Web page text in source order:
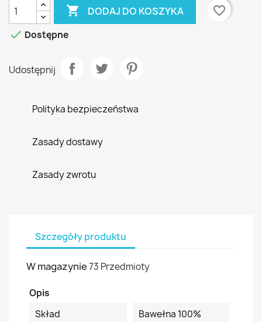
 DODAJ DO KOSZYKA
favorite_border
 Dostępne
Udostępnij
Polityka bezpieczeństwa
Zasady dostawy
Zasady zwrotu
Szczegóły produktu
W magazynie73 Przedmioty
Opis
Skład
Bawełna 100%